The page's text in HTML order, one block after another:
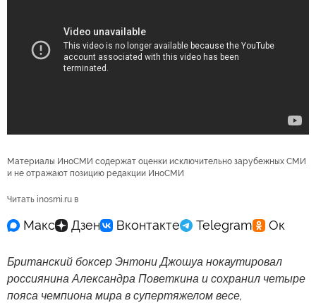
Материалы ИноСМИ содержат оценки исключительно зарубежных СМИ
и не отражают позицию редакции ИноСМИ
Читать inosmi.ru в
Британский боксер Энтони Джошуа нокаутировал
россиянина Александра Поветкина и сохранил четыре
пояса чемпиона мира в супертяжелом весе,